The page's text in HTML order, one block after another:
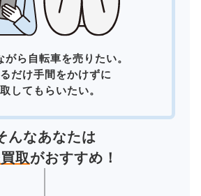
がら自転車を売りたい。
だけ手間をかけずに
してもらいたい。
んなあなたは
取がおすすめ！